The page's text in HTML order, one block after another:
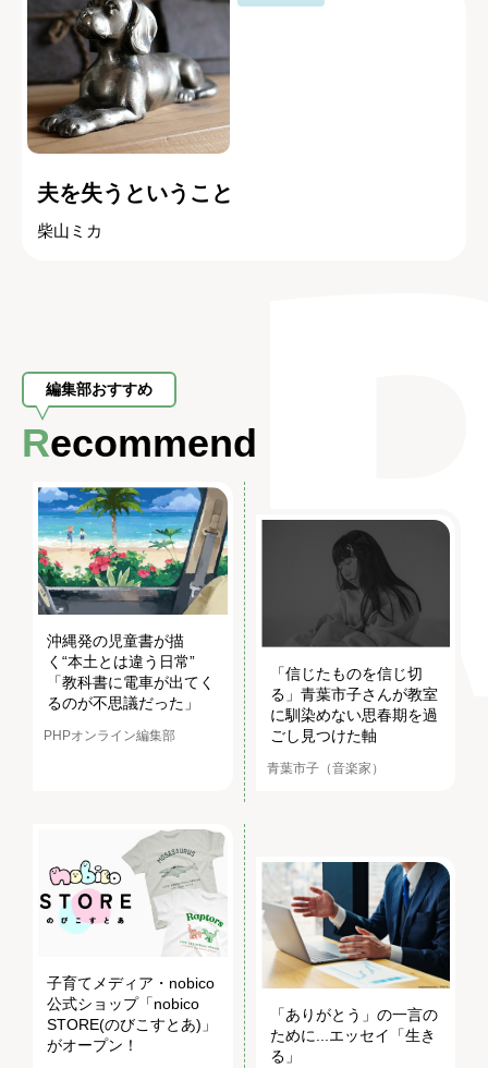
夫を失うということ
柴山ミカ
編集部おすすめ
Recommend
沖縄発の児童書が描
く“本土とは違う日常”
「教科書に電車が出てく
るのが不思議だった」
PHPオンライン編集部
「信じたものを信じ切
る」青葉市子さんが教室
に馴染めない思春期を過
ごし見つけた軸
青葉市子（音楽家）
子育てメディア・nobico
公式ショップ「nobico
STORE(のびこすとあ)」
がオープン！
「ありがとう」の一言の
ために...エッセイ「生き
る」